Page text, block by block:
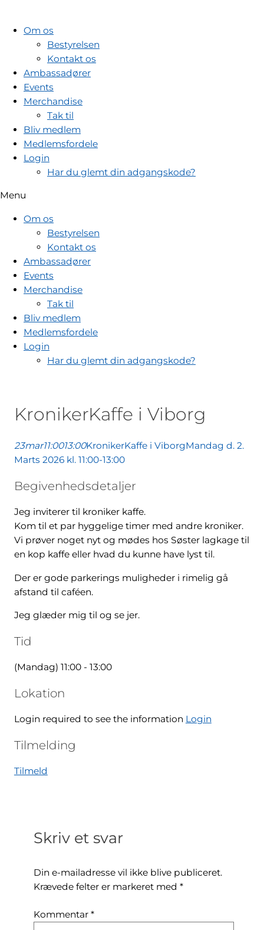
indholdet
Om os
Bestyrelsen
Kontakt os
Ambassadører
Events
Merchandise
Tak til
Bliv medlem
Medlemsfordele
Login
Har du glemt din adgangskode?
Menu
Om os
Bestyrelsen
Kontakt os
Ambassadører
Events
Merchandise
Tak til
Bliv medlem
Medlemsfordele
Login
Har du glemt din adgangskode?
KronikerKaffe i Viborg
23mar11:0013:00KronikerKaffe i ViborgMandag d. 2.
Marts 2026 kl. 11:00-13:00
Begivenhedsdetaljer
Jeg inviterer til kroniker kaffe.
Kom til et par hyggelige timer med andre kroniker.
Vi prøver noget nyt og mødes hos Søster lagkage til
en kop kaffe eller hvad du kunne have lyst til.
Der er gode parkerings muligheder i rimelig gå
afstand til caféen.
Jeg glæder mig til og se jer.
Tid
(Mandag) 11:00 - 13:00
Lokation
Login required to see the information Login
Tilmelding
Tilmeld
Skriv et svar
Din e-mailadresse vil ikke blive publiceret.
Krævede felter er markeret med*
Kommentar*